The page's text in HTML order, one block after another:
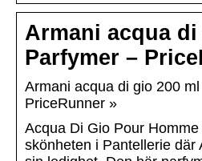
Armani acqua di
Parfymer –
Armani acqua di gio 200 ml
PriceRunner »
Acqua Di Gio Pour
skönheten i Pantellerie där